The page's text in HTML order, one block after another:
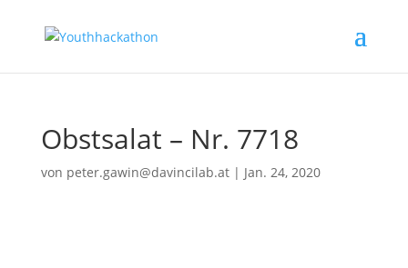
Obstsalat – Nr. 7718
von peter.gawin@davincilab.at| Jan. 24, 2020